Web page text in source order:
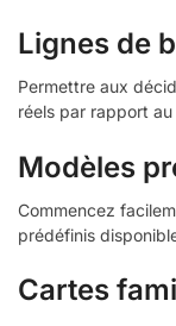
Lignes de
Permettre aux
réels par rapport
Modèles
Commencez
prédéfinis
Cartes